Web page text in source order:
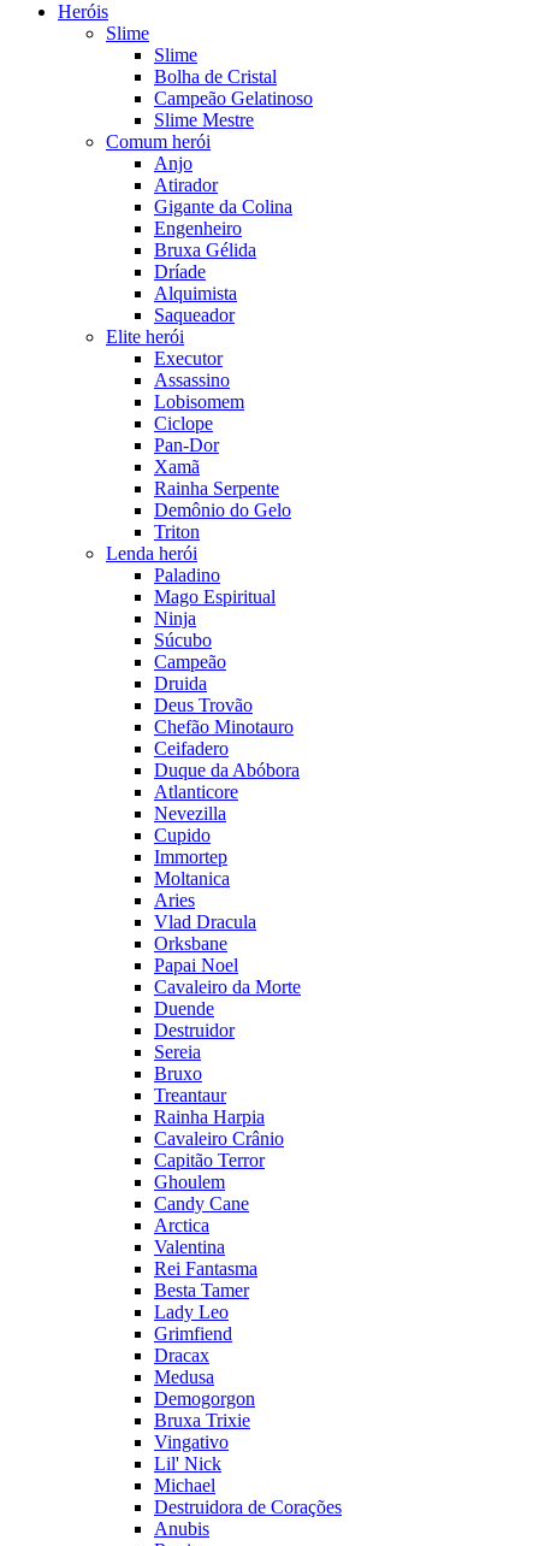
Heróis
Slime
Slime
Bolha de Cristal
Campeão Gelatinoso
Slime Mestre
Comum herói
Anjo
Atirador
Gigante da Colina
Engenheiro
Bruxa Gélida
Dríade
Alquimista
Saqueador
Elite herói
Executor
Assassino
Lobisomem
Ciclope
Pan-Dor
Xamã
Rainha Serpente
Demônio do Gelo
Triton
Lenda herói
Paladino
Mago Espiritual
Ninja
Súcubo
Campeão
Druida
Deus Trovão
Chefão Minotauro
Ceifadero
Duque da Abóbora
Atlanticore
Nevezilla
Cupido
Immortep
Moltanica
Aries
Vlad Dracula
Orksbane
Papai Noel
Cavaleiro da Morte
Duende
Destruidor
Sereia
Bruxo
Treantaur
Rainha Harpia
Cavaleiro Crânio
Capitão Terror
Ghoulem
Candy Cane
Arctica
Valentina
Rei Fantasma
Besta Tamer
Lady Leo
Grimfiend
Dracax
Medusa
Demogorgon
Bruxa Trixie
Vingativo
Lil' Nick
Michael
Destruidora de Corações
Anubis